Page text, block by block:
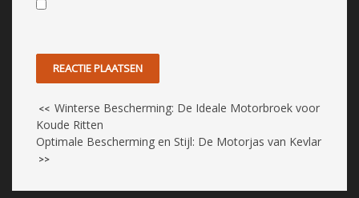
<< Winterse Bescherming: De Ideale Motorbroek voor
Koude Ritten
Optimale Bescherming en Stijl: De Motorjas van Kevlar
>>